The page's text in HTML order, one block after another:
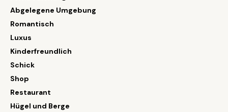
Abgelegene Umgebung
Romantisch
Luxus
Kinderfreundlich
Schick
Shop
Restaurant
Hügel und Berge